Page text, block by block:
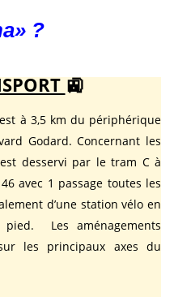
?
🚉
à 3,5 km du périphérique
Godard. Concernant les
desservi par le tram C à
avec 1 passage toutes les
d’une station vélo en
Les aménagements
les principaux axes du